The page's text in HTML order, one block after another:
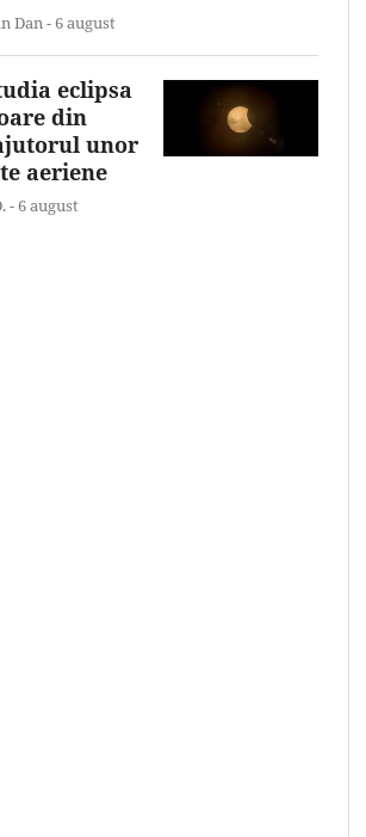
Dan -6 august
eclipsa
din
unor
aeriene
-6 august